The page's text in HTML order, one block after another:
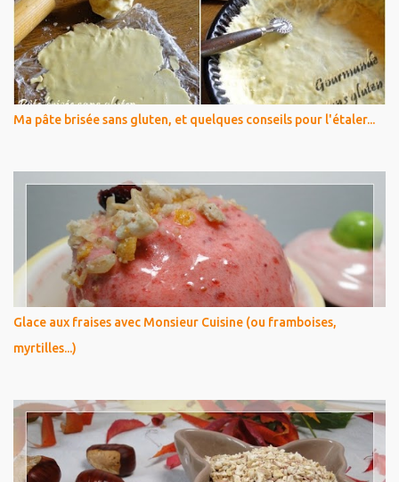
Ma pâte brisée sans gluten, et quelques conseils pour l'étaler...
Glace aux fraises avec Monsieur Cuisine (ou framboises,
myrtilles...)